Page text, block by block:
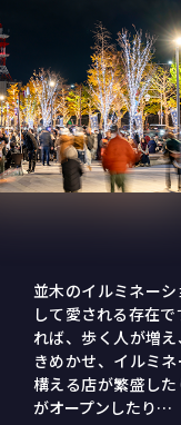
並木のイルミネー
して愛される存在
れば、歩く人が増
きめかせ、イルミ
構える店が繁盛し
がオープンしたり…